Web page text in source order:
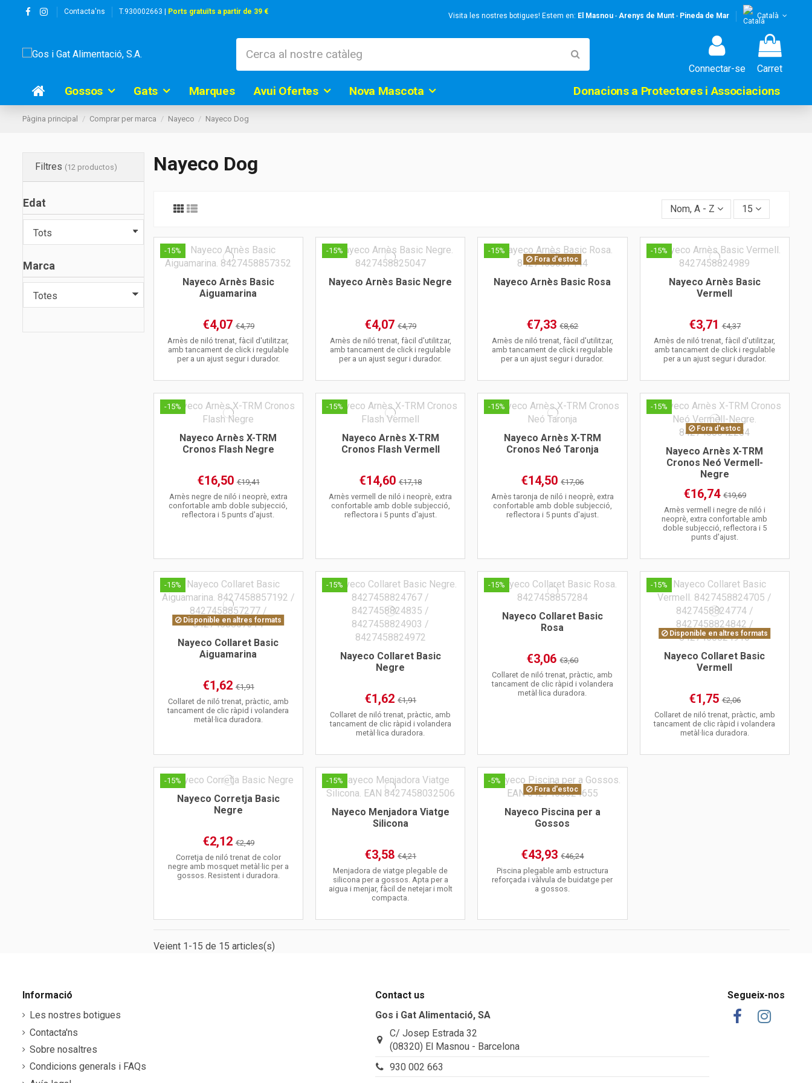
Contacta'ns T.930002663 | Ports gratuïts a partir de 39 €
Visita les nostres botigues! Estem en: El Masnou- Arenys de Munt- Pineda de Mar Català
Connectar-se Carret
Gossos Gats Marques Avui Ofertes Nova Mascota Donacions a Protectores i Associacions
Pàgina principal Comprar per marca Nayeco Nayeco Dog
Nayeco Dog
Nom, A - Z 15
-15%
Nayeco Arnès Basic
Aiguamarina
€4,07€4,79
Arnès de niló trenat, fàcil d'utilitzar,
amb tancament de click i regulable
per a un ajust segur i durador.
-15%
Nayeco Arnès Basic Negre
€4,07€4,79
Arnès de niló trenat, fàcil d'utilitzar,
amb tancament de click i regulable
per a un ajust segur i durador.
-15%
Fora d'estoc
Nayeco Arnès Basic Rosa
€7,33€8,62
Arnès de niló trenat, fàcil d'utilitzar,
amb tancament de click i regulable
per a un ajust segur i durador.
-15%
Nayeco Arnès Basic
Vermell
€3,71€4,37
Arnès de niló trenat, fàcil d'utilitzar,
amb tancament de click i regulable
per a un ajust segur i durador.
-15%
Nayeco Arnès X-TRM
Cronos Flash Negre
€16,50€19,41
Arnès negre de niló i neoprè, extra
confortable amb doble subjecció,
reflectora i 5 punts d'ajust.
-15%
Nayeco Arnès X-TRM
Cronos Flash Vermell
€14,60€17,18
Arnès vermell de niló i neoprè, extra
confortable amb doble subjecció,
reflectora i 5 punts d'ajust.
-15%
Nayeco Arnès X-TRM
Cronos Neó Taronja
€14,50€17,06
Arnès taronja de niló i neoprè, extra
confortable amb doble subjecció,
reflectora i 5 punts d'ajust.
-15%
Fora d'estoc
Nayeco Arnès X-TRM
Cronos Neó Vermell-
Negre
€16,74€19,69
Arnès vermell i negre de niló i
neoprè, extra confortable amb
doble subjecció, reflectora i 5
punts d'ajust.
-15%
Disponible en altres formats
Nayeco Collaret Basic
Aiguamarina
€1,62€1,91
Collaret de niló trenat, pràctic, amb
tancament de clic ràpid i volandera
metàl·lica duradora.
-15%
Nayeco Collaret Basic
Negre
€1,62€1,91
Collaret de niló trenat, pràctic, amb
tancament de clic ràpid i volandera
metàl·lica duradora.
-15%
Nayeco Collaret Basic
Rosa
€3,06€3,60
Collaret de niló trenat, pràctic, amb
tancament de clic ràpid i volandera
metàl·lica duradora.
-15%
Disponible en altres formats
Nayeco Collaret Basic
Vermell
€1,75€2,06
Collaret de niló trenat, pràctic, amb
tancament de clic ràpid i volandera
metàl·lica duradora.
-15%
Nayeco Corretja Basic
Negre
€2,12€2,49
Corretja de niló trenat de color
negre amb mosquet metàl·lic per a
gossos. Resistent i duradora.
-15%
Nayeco Menjadora Viatge
Silicona
€3,58€4,21
Menjadora de viatge plegable de
silicona per a gossos. Apta per a
aigua i menjar, fàcil de netejar i molt
compacta.
-5%
Fora d'estoc
Nayeco Piscina per a
Gossos
€43,93€46,24
Piscina plegable amb estructura
reforçada i vàlvula de buidatge per
a gossos.
Veient 1-15 de 15 articles(s)
Filtres (12 productos)
Edat
Marca
Informació
Les nostres botigues
Contacta'ns
Sobre nosaltres
Condicions generals i FAQs
Contact us
Gos i Gat Alimentació, SA
C/ Josep Estrada 32
(08320) El Masnou - Barcelona
930 002 663
Segueix-nos